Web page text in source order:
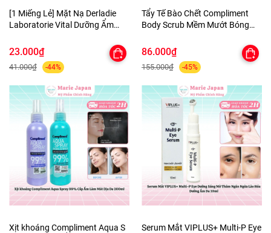
[1 Miếng Lẻ] Mặt Nạ Derladie
Laboratorie Vital Dưỡng Ẩm
23.000₫
41.000₫ -44%
Tẩy Tế Bào Chết Compliment
Body Scrub Mềm Mướt Bóng
86.000₫
155.000₫ -45%
Xịt khoáng Compliment Aqua S
Serum Mắt VIPLUS+ Multi-P Eye